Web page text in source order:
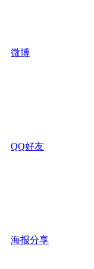
微博
QQ好友
海报分享